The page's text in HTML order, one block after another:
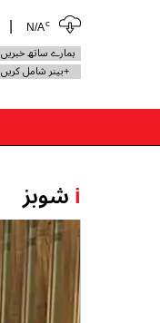
N/Ac
ہمارے ساتھ خبریں
+بینر شامل کریں
iشوبز